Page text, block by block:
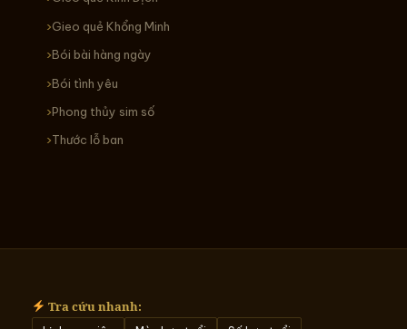
Gieo quẻ Khổng Minh
Bói bài hàng ngày
Bói tình yêu
Phong thủy sim số
Thước lỗ ban
Tra cứu nhanh: